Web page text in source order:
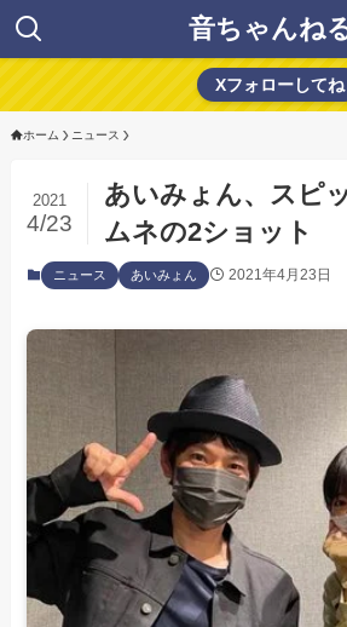
音ちゃんね
Xフォローしてね
ホーム ニュース
あいみょん、スピ
ムネの2ショット
2021
4/23
ニュース あいみょん 2021年4月23日